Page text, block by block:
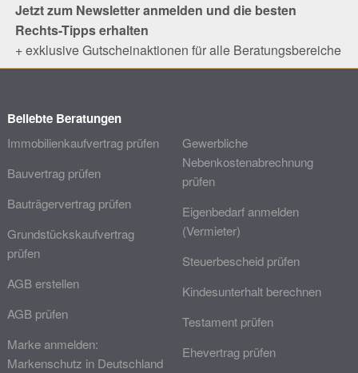
Jetzt zum Newsletter anmelden und die besten
Rechts-Tipps erhalten
+ exklusive Gutscheinaktionen für alle Beratungsbereiche
Beliebte Beratungen
Immobilienkaufvertrag prüfen
Bauvertrag prüfen
Bauträgervertrag prüfen
Grundstückskaufvertrag
prüfen
AGB erstellen
AGB prüfen
Marke anmelden:
Markenschutz in Deutschland
Gewerbliche
Nebenkostenabrechnung
prüfen
Eigenbedarf anmelden
(Vermieter)
Steuerbescheid prüfen
Kindesunterhalt berechnen
Testament prüfen
Ehevertrag prüfen